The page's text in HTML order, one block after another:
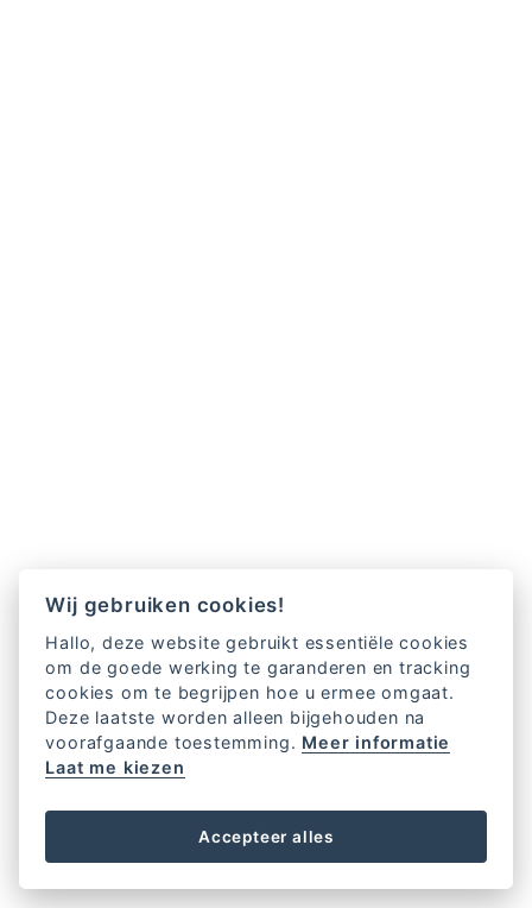
Wij gebruiken cookies!
Hallo, deze website gebruikt essentiële cookies
om de goede werking te garanderen en tracking
cookies om te begrijpen hoe u ermee omgaat.
Deze laatste worden alleen bijgehouden na
voorafgaande toestemming. Meer informatie
Laat me kiezen
Accepteer alles